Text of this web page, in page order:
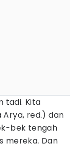
tadi. Kita
Arya, red.) dan
bek tengah
mereka. Dan